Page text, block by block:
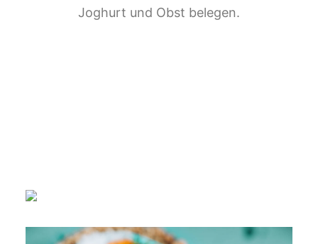
Joghurt und Obst belegen.